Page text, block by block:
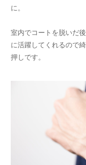
に。
室内でコートを脱いだ
に活躍してくれるので
押しです。